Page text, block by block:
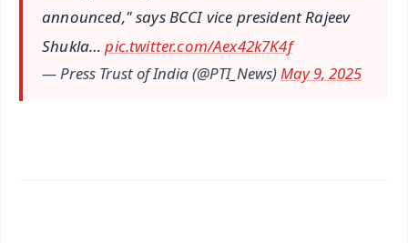
announced," says BCCI vice president Rajeev
Shukla…pic.twitter.com/Aex42k7K4f
— Press Trust of India (@PTI_News)May 9, 2025